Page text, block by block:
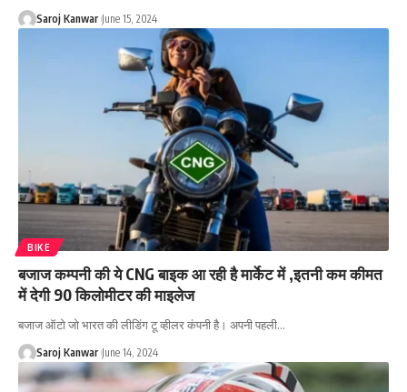
Saroj Kanwar June 15, 2024
BIKE
बजाज कम्पनी की ये CNG बाइक आ रही है मार्केट में ,इतनी कम कीमत
में देगी 90 किलोमीटर की माइलेज
बजाज ऑटो जो भारत की लीडिंग टू व्हीलर कंपनी है। अपनी पहली…
Saroj Kanwar June 14, 2024